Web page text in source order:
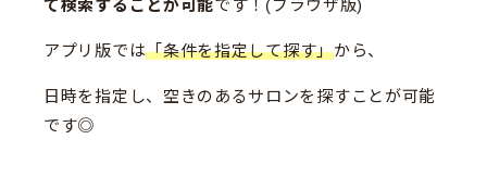
て検索することが可能です！(ブラウザ版)
アプリ版では「条件を指定して探す」から、
日時を指定し、空きのあるサロンを探すことが可能
です◎